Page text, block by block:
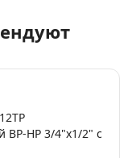
ВР-НР 3/4"х1/2" с